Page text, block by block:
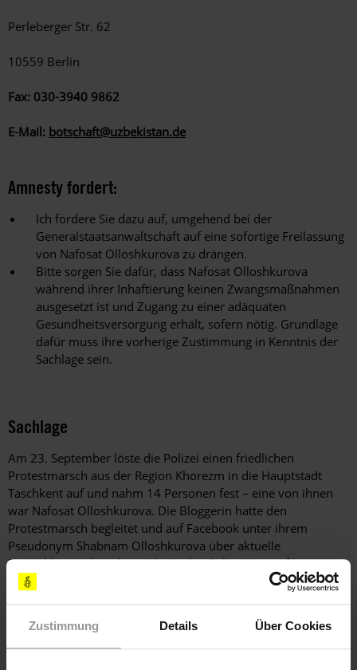
Zustimmung Details Über Cookies
Perleberger Str. 62
10559 Berlin
Fax: 030-3940 9862
E-Mail: botschaft@uzbekistan.de
Amnesty fordert:
Ich fordere Sie dazu auf, umgehend bei der
Generalstaatsanwaltschaft auf eine sofortige Freilassung
von Nafosat Olloshkurova zu drängen.
Bitte sorgen Sie dafür, dass Nafosat Olloshkurova
während ihrer Inhaftierung keinen Zwangsmaßnahmen
ausgesetzt ist und Zugang zu einer adäquaten
Gesundheitsversorgung erhält, sofern nötig. Grundlage
dafür muss ihre vorherige Zustimmung in Kenntnis der
Sachlage sein.
Sachlage
Am 23. September löste die Polizei einen friedlichen
Protestmarsch aus der Region Khorezm in die Hauptstadt
Taschkent auf und nahm 14 Personen fest – eine von ihnen
war Nafosat Olloshkurova. Die Bloggerin hatte den
Protestmarsch begleitet und auf Facebook unter ihrem
Pseudonym Shabnam Olloshkurova über aktuelle
Entwicklungen berichtet. Als sie den Polizeieinsatz filmte,
wurde sie selbst geschlagen und festgenommen.
Unter Verstoß gegen Paragraf 29.2 des usbekischen
Verwaltungsgesetzbuchs wurde Nafosat Olloshkurova zu zehn
Tagen Verwaltungshaft verurteilt. Paragraf 29.2 legt fest, dass